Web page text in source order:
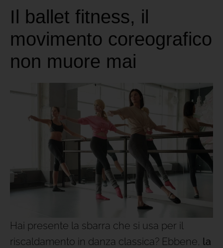
Il ballet fitness, il
movimento coreografico
non muore mai
Hai presente la sbarra che si usa per il
riscaldamento in danza classica? Ebbene, la